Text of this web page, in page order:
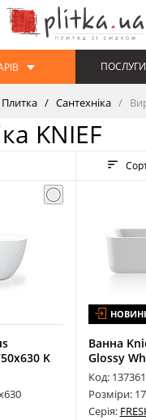
Сантехніка
KNIEF
K
Ванна
Glossy
Код:
Розміри:
Серія: